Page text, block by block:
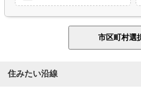
住みたい沿線